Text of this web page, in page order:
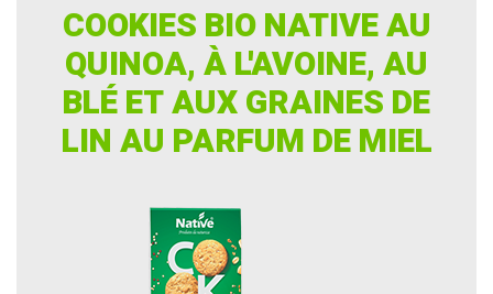
COOKIES BIO NATIVE AU
QUINOA, À L'AVOINE, AU
BLÉ ET AUX GRAINES DE
LIN AU PARFUM DE MIEL